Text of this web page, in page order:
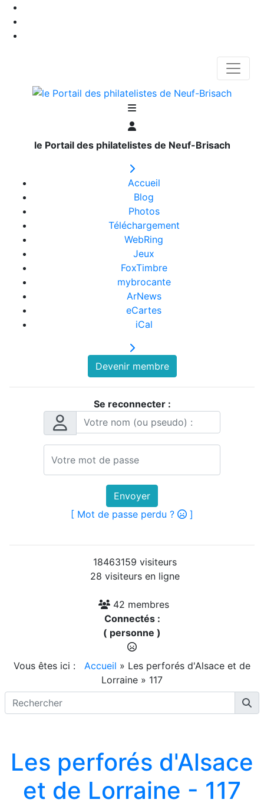
le Portail des philatelistes de Neuf-Brisach
Accueil
Blog
Photos
Téléchargement
WebRing
Jeux
FoxTimbre
mybrocante
ArNews
eCartes
iCal
Devenir membre
Se reconnecter :
Envoyer
[ Mot de passe perdu ?
]
18463159 visiteurs
28 visiteurs en ligne
42 membres
Connectés :
( personne )
Vous êtes ici : Accueil » Les perforés d'Alsace et de
Lorraine » 117
Les perforés d'Alsace
et de Lorraine - 117